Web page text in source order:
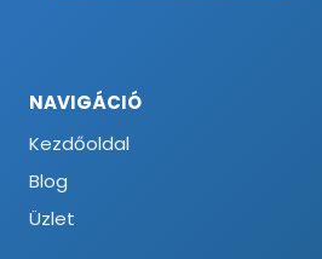
NAVIGÁCIÓ
Kezdőoldal
Blog
Üzlet